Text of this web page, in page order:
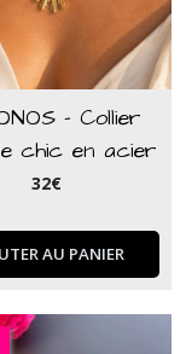
- Collier
chic en acier
doré et
32€
AU PANIER